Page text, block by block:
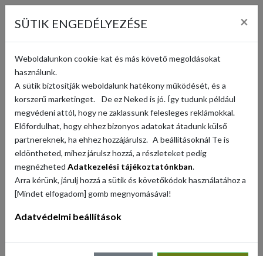
SÜTIK ENGEDÉLYEZÉSE ×
Weboldalunkon cookie-kat és más követő megoldásokat
használunk.
A sütik biztosítják weboldalunk hatékony működését, és a
korszerű marketinget. De ez Neked is jó. Így tudunk például
megvédeni attól, hogy ne zaklassunk felesleges reklámokkal.
Előfordulhat, hogy ehhez bizonyos adatokat átadunk külső
partnereknek, ha ehhez hozzájárulsz. A beállításoknál Te is
eldöntheted, mihez járulsz hozzá, a részleteket pedig
megnézheted Adatkezelési tájékoztatónkban.
Arra kérünk, járulj hozzá a sütik és követőkódok használatához a
[Mindet elfogadom] gomb megnyomásával!
Adatvédelmi beállítások
KOSÁR ( 0
VISSZA